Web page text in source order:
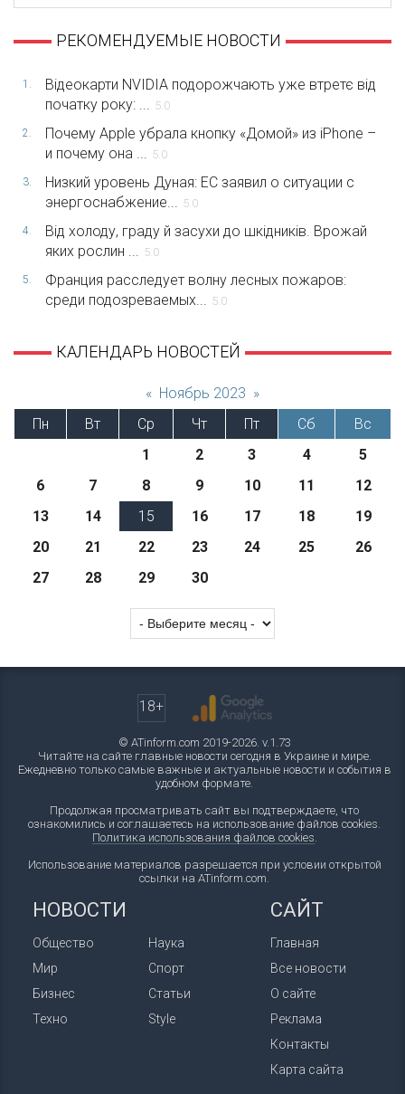
РЕКОМЕНДУЕМЫЕ НОВОСТИ
1.
Відеокарти NVIDIA подорожчають уже втретє від
початку року: ... 5.0
2.
Почему Apple убрала кнопку «Домой» из iPhone –
и почему она ... 5.0
3.
Низкий уровень Дуная: ЕС заявил о ситуации с
энергоснабжение... 5.0
4.
Від холоду, граду й засухи до шкідників. Врожай
яких рослин ... 5.0
5.
Франция расследует волну лесных пожаров:
среди подозреваемых... 5.0
КАЛЕНДАРЬ НОВОСТЕЙ
« Ноябрь 2023 »
Пн
Вт Ср Чт Пт Сб
Вс
1
2 3 4
5
6
7 8 9 10 11
12
13
14 15 16 17 18
19
20
21 22 23 24 25
26
27
28 29 30
18+
© ATinform.com 2019-2026. v.1.73
Читайте на сайте главные новости сегодня в Украине и мире.
Ежедневно только самые важные и актуальные новости и события в
удобном формате.
Продолжая просматривать сайт вы подтверждаете, что
ознакомились и соглашаетесь на использование файлов cookies.
Политика использования файлов cookies.
Использование материалов разрешается при условии открытой
ссылки на ATinform.com.
НОВОСТИ
Общество
Мир
Бизнес
Техно
Наука
Спорт
Статьи
Style
САЙТ
Главная
Все новости
О сайте
Реклама
Контакты
Карта сайта